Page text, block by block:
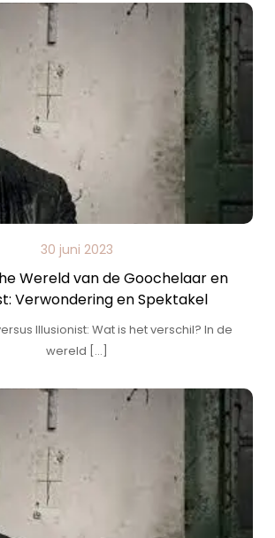
30 juni 2023
Wereld van de Goochelaar en
Verwondering en Spektakel
Illusionist: Wat is het verschil? In de
wereld […]